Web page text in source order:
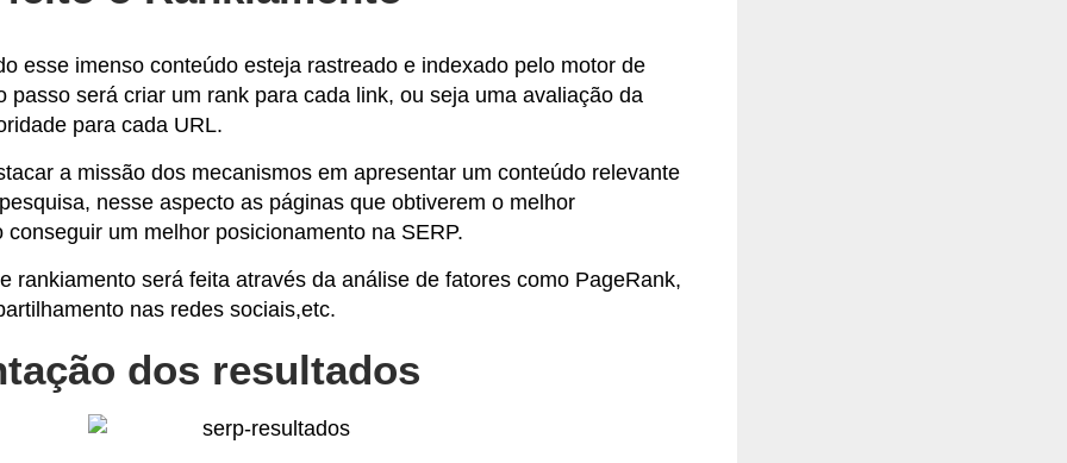
esse imenso conteúdo esteja rastreado e indexado pelo motor de
passo será criar um rank para cada link, ou seja uma avaliação da
para cada URL.
a missão dos mecanismos em apresentar um conteúdo relevante
nesse aspecto as páginas que obtiverem o melhor
conseguir um melhor posicionamento na SERP.
rankiamento será feita através da análise de fatores como PageRank,
nas redes sociais,etc.
dos resultados